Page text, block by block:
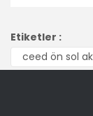
kullanarak
Görüş ve
Etiketler :
ceed ön sol